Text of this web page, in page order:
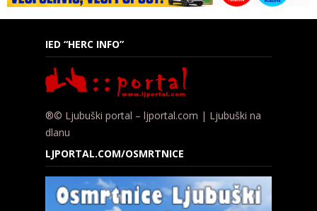
IED “HERC INFO”
®© Ljubuški portal – ljportal.com | Ljubuški na
dlanu
LJPORTAL.COM/OSMRTNICE